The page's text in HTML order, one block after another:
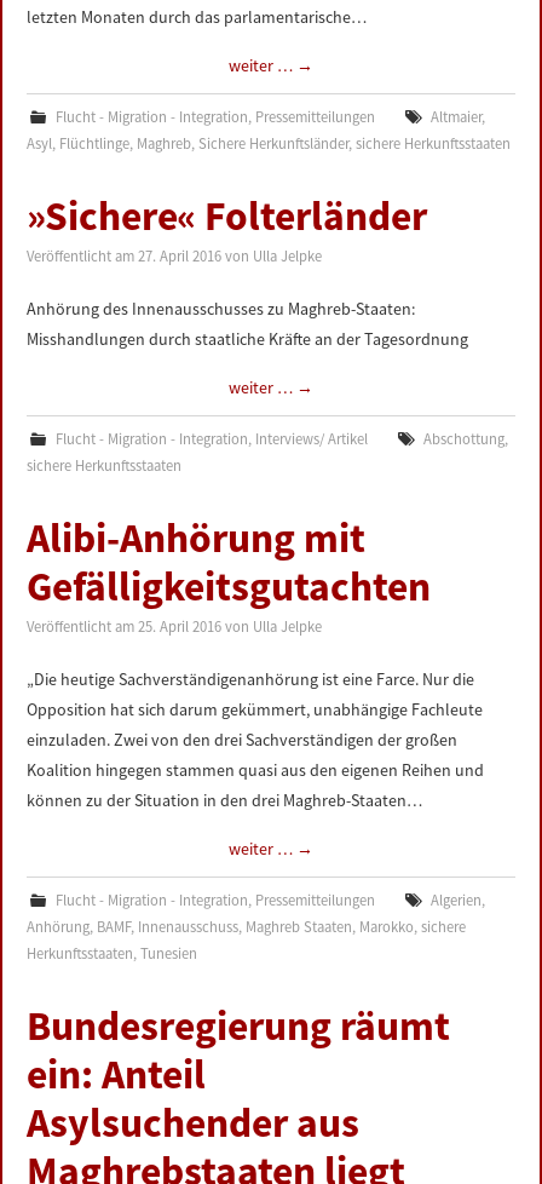
letzten Monaten durch das parlamentarische…
weiter … →
Flucht - Migration - Integration, Pressemitteilungen Altmaier,
Asyl, Flüchtlinge, Maghreb, Sichere Herkunftsländer,sichere Herkunftsstaaten
»Sichere« Folterländer
Veröffentlicht am27. April 2016 von Ulla Jelpke
Anhörung des Innenausschusses zu Maghreb-Staaten:
Misshandlungen durch staatliche Kräfte an der Tagesordnung
weiter … →
Flucht - Migration - Integration, Interviews/ Artikel Abschottung,
sichere Herkunftsstaaten
Alibi-Anhörung mit
Gefälligkeitsgutachten
Veröffentlicht am25. April 2016 von Ulla Jelpke
„Die heutige Sachverständigenanhörung ist eine Farce. Nur die
Opposition hat sich darum gekümmert, unabhängige Fachleute
einzuladen. Zwei von den drei Sachverständigen der großen
Koalition hingegen stammen quasi aus den eigenen Reihen und
können zu der Situation in den drei Maghreb-Staaten…
weiter … →
Flucht - Migration - Integration, Pressemitteilungen Algerien,
Anhörung, BAMF, Innenausschuss, Maghreb Staaten, Marokko,sichere
Herkunftsstaaten,Tunesien
Bundesregierung räumt
ein: Anteil
Asylsuchender aus
Maghrebstaaten liegt